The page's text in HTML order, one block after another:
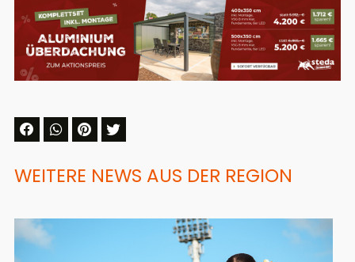
WEITERE NEWS AUS DER REGION